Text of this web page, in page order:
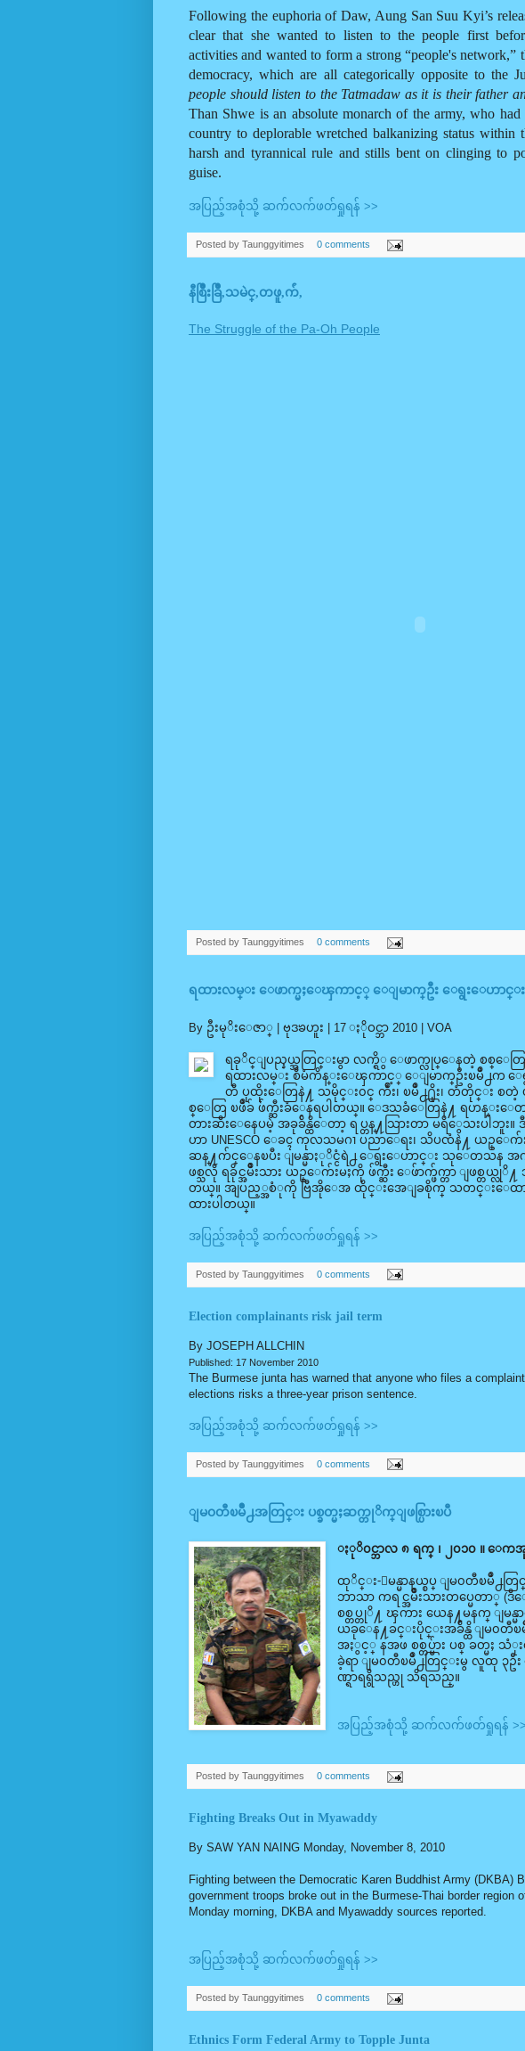
Following the euphoria of Daw, Aung San Suu Kyi’s
clear that she wanted to listen to the people first
activities and wanted to form a strong “people's network,”
democracy, which are all categorically opposite to the
people should listen to the Tatmadaw as it is their father
Than Shwe is an absolute monarch of the army, who
country to deplorable wretched balkanizing status within
harsh and tyrannical rule and stills bent on clinging to
guise.
အပြည့်အစုံသို့ ဆက်လက်ဖတ်ရှုရန် >>
Posted by Taunggyitimes 0 comments
နီစြိဳးခြိဳ,သမဲင္,တဖူ,က်ံ,
The Struggle of the Pa-Oh People
Posted by Taunggyitimes 0 comments
ရထားလမ္း ေဖာက္မႈေၾကာင့္ ေျမာက္ဦး ေရွးေဟာင္း
By ဦးမုိးေဇာ္ | ဗုဒၶဟူး | 17 ႏိုဝင္ဘာ 2010 | VOA
ရခုိင္ျပည္နယ္အတြင္းမွာ လက္ရိွ ေဖာက္လုပ္ေနတဲ့ စစ္ေတြ
ရထားလမ္း စီမံကိန္းေၾကာင့္ ေျမာက္ဦးၿမိဳ႕က ေ
တီ ပုထိုးေတြနဲ႔ သမိုင္း၀င္ က်ဳံး၊ ၿမိဳ႕႐ိုး၊ တံတိုင္း စ
စ္ေတြ ၿဖိဳခ် ဖ်က္ဆီးခံေနရပါတယ္။ ေဒသခံေတြနဲ႔ ရဟန္းေ
တားဆီးေနေပမဲ့ အခုခ်ိန္ထိေတာ့ ရပ္တန္႔သြားတာ မရိွေသးပါဘူး
ဟာ UNESCO ေခၚ ကုလသမဂၢ ပညာေရး၊ သိပၸံနဲ႔ ယဥ္ေက်း
ဆန္႔က်င္ေနၿပီး ျမန္မာႏုိင္ငံရဲ႕ ေရွးေဟာင္း သုေတသန အက္
ဖစ္သလို ရခိုင္အမ်ဳိးသား ယဥ္ေက်းမႈကို ဖ်က္ဆီး ေဖ်ာက္ဖ်က္တာ ျဖစ္တယ္လုိ
တယ္။ အျပည့္အစံုကို ဗြီအိုေအ ထိုင္းအေျခစိုက္ သတင္းေထာ
ထားပါတယ္။
အပြည့်အစုံသို့ ဆက်လက်ဖတ်ရှုရန် >>
Posted by Taunggyitimes 0 comments
Election complainants risk jail term
By JOSEPH ALLCHIN
Published: 17 November 2010
The Burmese junta has warned that anyone who files a
elections risks a three-year prison sentence.
အပြည့်အစုံသို့ ဆက်လက်ဖတ်ရှုရန် >>
Posted by Taunggyitimes 0 comments
ျမ၀တီၿမိဳ႕အတြင္း ပစ္ခတ္မႈဆက္တုိက္ျဖစ္ပြားၿပီ
ႏုိ၀င္ဘာလ ၈ ရက္ ၊ ၂၀၁၀ ။ ေက
ထုိင္း-ျမန္မာနယ္စပ္ ျမ၀တီၿမိဳ႕
ဘာသာ ကရင္အမ်ဳိးသားတပ္မေတ
စစ္တပ္တုိ႔ ၾကား ယေန႔မနက္ ျမန္မ
ယခုေန႔ခင္းပိုင္းအခ်ိန္ထိ ျမ၀
အႏွင့္ နအဖ စစ္တပ္မ်ား ပစ္ ခတ္မႈ သံုး
ခဲ့ရာ ျမ၀တီၿမိဳ႕တြင္းမွ လူထု ၃ဦ
ဏ္ရာရရွိသည္ဟု သိရသည္။
အပြည့်အစုံသို့ ဆက်လက်ဖတ်ရှုရန် >>
Posted by Taunggyitimes 0 comments
Fighting Breaks Out in Myawaddy
By SAW YAN NAING Monday, November 8, 2010
Fighting between the Democratic Karen Buddhist Army (DKBA)
government troops broke out in the Burmese-Thai border region
Monday morning, DKBA and Myawaddy sources reported.
အပြည့်အစုံသို့ ဆက်လက်ဖတ်ရှုရန် >>
Posted by Taunggyitimes 0 comments
Ethnics Form Federal Army to Topple Junta